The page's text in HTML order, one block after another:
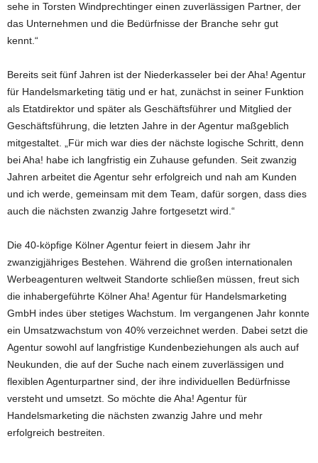
sehe in Torsten Windprechtinger einen zuverlässigen Partner, der
das Unternehmen und die Bedürfnisse der Branche sehr gut
kennt.“
Bereits seit fünf Jahren ist der Niederkasseler bei der Aha! Agentur
für Handelsmarketing tätig und er hat, zunächst in seiner Funktion
als Etatdirektor und später als Geschäftsführer und Mitglied der
Geschäftsführung, die letzten Jahre in der Agentur maßgeblich
mitgestaltet. „Für mich war dies der nächste logische Schritt, denn
bei Aha! habe ich langfristig ein Zuhause gefunden. Seit zwanzig
Jahren arbeitet die Agentur sehr erfolgreich und nah am Kunden
und ich werde, gemeinsam mit dem Team, dafür sorgen, dass dies
auch die nächsten zwanzig Jahre fortgesetzt wird.“
Die 40-köpfige Kölner Agentur feiert in diesem Jahr ihr
zwanzigjähriges Bestehen. Während die großen internationalen
Werbeagenturen weltweit Standorte schließen müssen, freut sich
die inhabergeführte Kölner Aha! Agentur für Handelsmarketing
GmbH indes über stetiges Wachstum. Im vergangenen Jahr konnte
ein Umsatzwachstum von 40% verzeichnet werden. Dabei setzt die
Agentur sowohl auf langfristige Kundenbeziehungen als auch auf
Neukunden, die auf der Suche nach einem zuverlässigen und
flexiblen Agenturpartner sind, der ihre individuellen Bedürfnisse
versteht und umsetzt. So möchte die Aha! Agentur für
Handelsmarketing die nächsten zwanzig Jahre und mehr
erfolgreich bestreiten.